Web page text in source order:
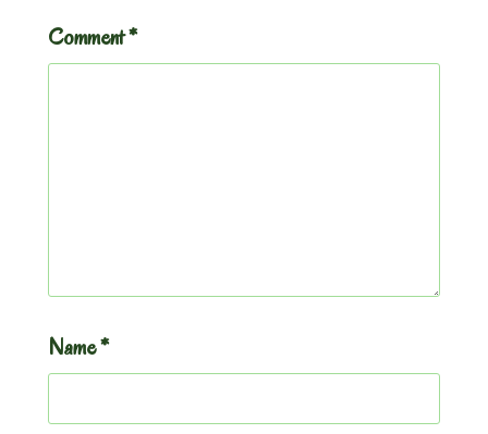
Comment*
Name*